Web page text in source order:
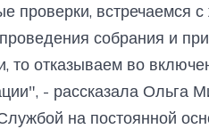
проверки, встречаемся
собрания и
то отказываем во
- рассказала Ольга
на постоянной